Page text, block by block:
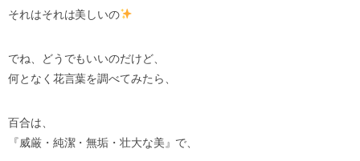
それはそれは美しいの
でね、どうでもいいのだけど、
何となく花言葉を調べてみたら、
百合は、
『威厳・純潔・無垢・壮大な美』で、